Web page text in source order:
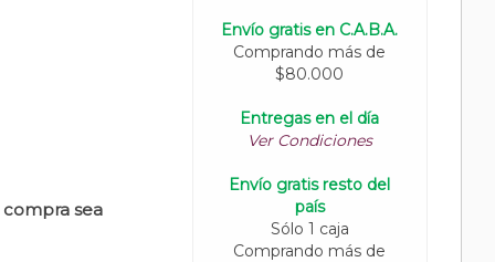
sea
Envío gratis en C.A.B.A.
Comprando más de
$80.000
Entregas en el día
Ver Condiciones
Envío gratis resto del
país
Sólo 1 caja
Comprando más de